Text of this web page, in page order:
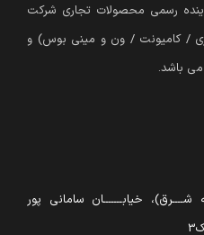
رسمی محصولات تجاری شرکت
/ کامیونت / ون و مینی بوس) و
باشد.
شــــرق)، خیابـــــــان سامانی پور